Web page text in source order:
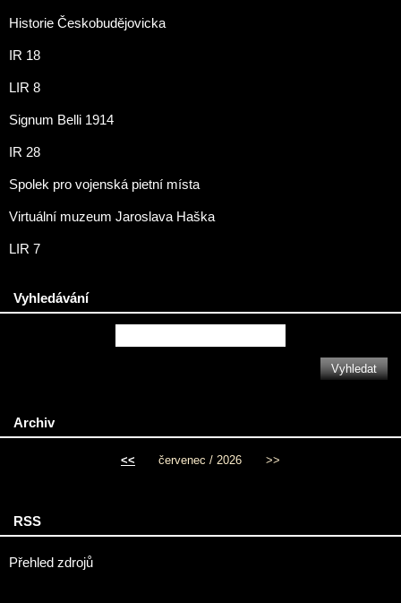
Historie Českobudějovicka
IR 18
LIR 8
Signum Belli 1914
IR 28
Spolek pro vojenská pietní místa
Virtuální muzeum Jaroslava Haška
LIR 7
Vyhledávání
Archiv
<< červenec / 2026 >>
RSS
Přehled zdrojů